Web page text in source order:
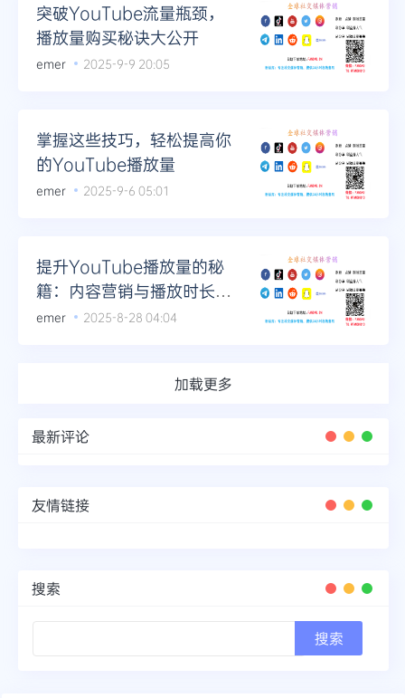
突破YouTube流量瓶颈，
播放量购买秘诀大公开
emer 2025-9-9 20:05
掌握这些技巧，轻松提高你
的YouTube播放量
emer 2025-9-6 05:01
提升YouTube播放量的秘
籍：内容营销与播放时长的
活用
emer 2025-8-28 04:04
加载更多
最新评论
友情链接
搜索